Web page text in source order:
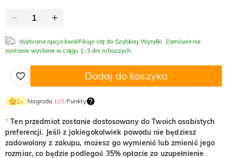
Wybrana opcja kwalifikuje się do Szybkiej Wysyłki. Zamówienie
zostanie wysłane w ciągu 1-3 dni roboczych.
Dodaj do koszyka
1× Nagroda 125Punkty
* Ten przedmiot zostanie dostosowany do Twoich osobistych
preferencji. Jeśli z jakiegokolwiek powodu nie będziesz
zadowolony z zakupu, możesz go wymienić lub zmienić jego
rozmiar, co będzie podlegać 35% opłacie za uzupełnienie